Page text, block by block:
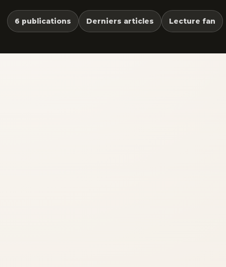
6 publications Derniers articles Lecture fan